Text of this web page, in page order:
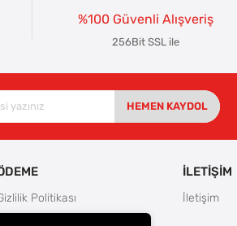
%100 Güvenli Alışveriş
256Bit SSL ile
HEMEN KAYDOL
Politikası
İLETİŞİM
İletişim